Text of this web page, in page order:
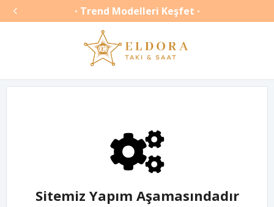
 • Trend Modelleri Keşfet •
Sitemiz Yapım Aşamasındadır